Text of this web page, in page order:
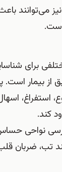
می‌توانند
برای
از بیمار
استفراغ،
کند.
نواحی
تب، ضربان